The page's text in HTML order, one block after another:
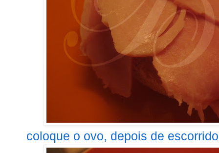
coloque o ovo, depois de